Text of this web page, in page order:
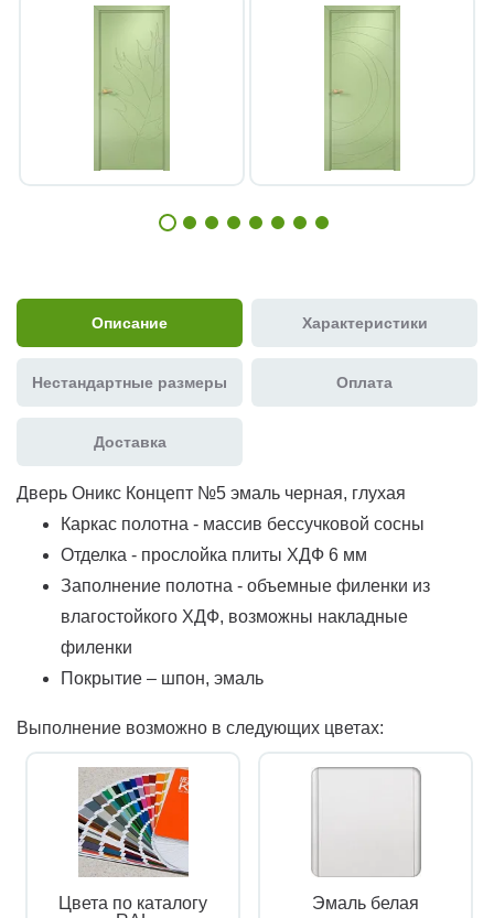
Описание Характеристики
Нестандартные размеры Оплата
Доставка
Дверь Оникс Концепт №5 эмаль черная, глухая
Каркас полотна - массив бессучковой сосны
Отделка - прослойка плиты ХДФ 6 мм
Заполнение полотна - объемные филенки из
влагостойкого ХДФ, возможны накладные
филенки
Покрытие – шпон, эмаль
Выполнение возможно в следующих цветах:
Цвета по каталогу
Эмаль белая